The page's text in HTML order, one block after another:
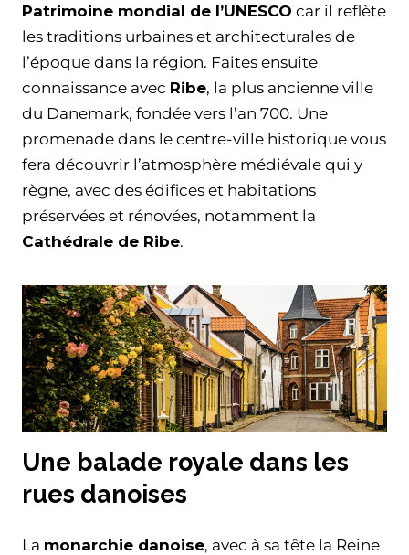
Patrimoine mondial de l’UNESCO car il reflète
les traditions urbaines et architecturales de
l’époque dans la région. Faites ensuite
connaissance avec Ribe, la plus ancienne ville
du Danemark, fondée vers l’an 700. Une
promenade dans le centre-ville historique vous
fera découvrir l’atmosphère médiévale qui y
règne, avec des édifices et habitations
préservées et rénovées, notamment la
Cathédrale de Ribe.
Une balade royale dans les
rues danoises
La monarchie danoise, avec à sa tête la Reine